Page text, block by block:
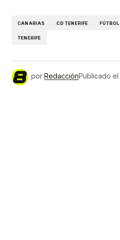
CANARIAS CD TENERIFE FÚTBOL
TENERIFE
por RedacciónPublicado el